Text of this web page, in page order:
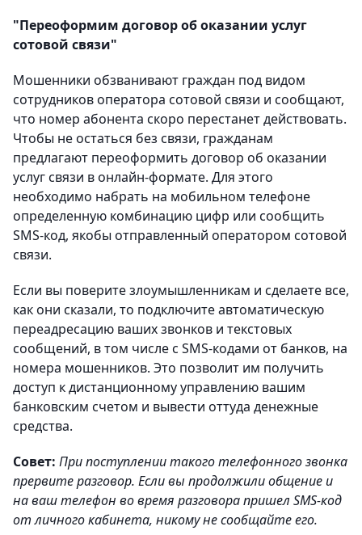
"Переоформим договор об оказании услуг
сотовой связи"
Мошенники обзванивают граждан под видом
сотрудников оператора сотовой связи и сообщают,
что номер абонента скоро перестанет действовать.
Чтобы не остаться без связи, гражданам
предлагают переоформить договор об оказании
услуг связи в онлайн-формате. Для этого
необходимо набрать на мобильном телефоне
определенную комбинацию цифр или сообщить
SMS-код, якобы отправленный оператором сотовой
связи.
Если вы поверите злоумышленникам и сделаете все,
как они сказали, то подключите автоматическую
переадресацию ваших звонков и текстовых
сообщений, в том числе с SMS-кодами от банков, на
номера мошенников. Это позволит им получить
доступ к дистанционному управлению вашим
банковским счетом и вывести оттуда денежные
средства.
Cовет: При поступлении такого телефонного звонка
прервите разговор. Если вы продолжили общение и
на ваш телефон во время разговора пришел SMS-код
от личного кабинета, никому не сообщайте его.